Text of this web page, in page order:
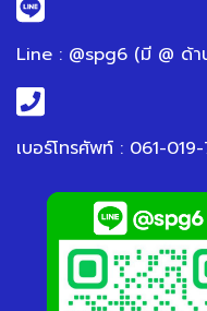
Line : @spg6 (มี @ ด้า
เบอร์โทรศัพท์ : 061-